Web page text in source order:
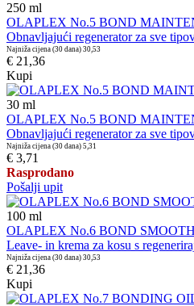
250 ml
OLAPLEX No.5 BOND
Obnavljajući regenerator za sve
Najniža cijena (30 dana) 30,53
€ 21,36
Kupi
30 ml
OLAPLEX No.5 BOND
Obnavljajući regenerator za sve
Najniža cijena (30 dana) 5,31
€ 3,71
Rasprodano
Pošalji upit
100 ml
OLAPLEX No.6 BOND
Leave- in krema za kosu s
Najniža cijena (30 dana) 30,53
€ 21,36
Kupi